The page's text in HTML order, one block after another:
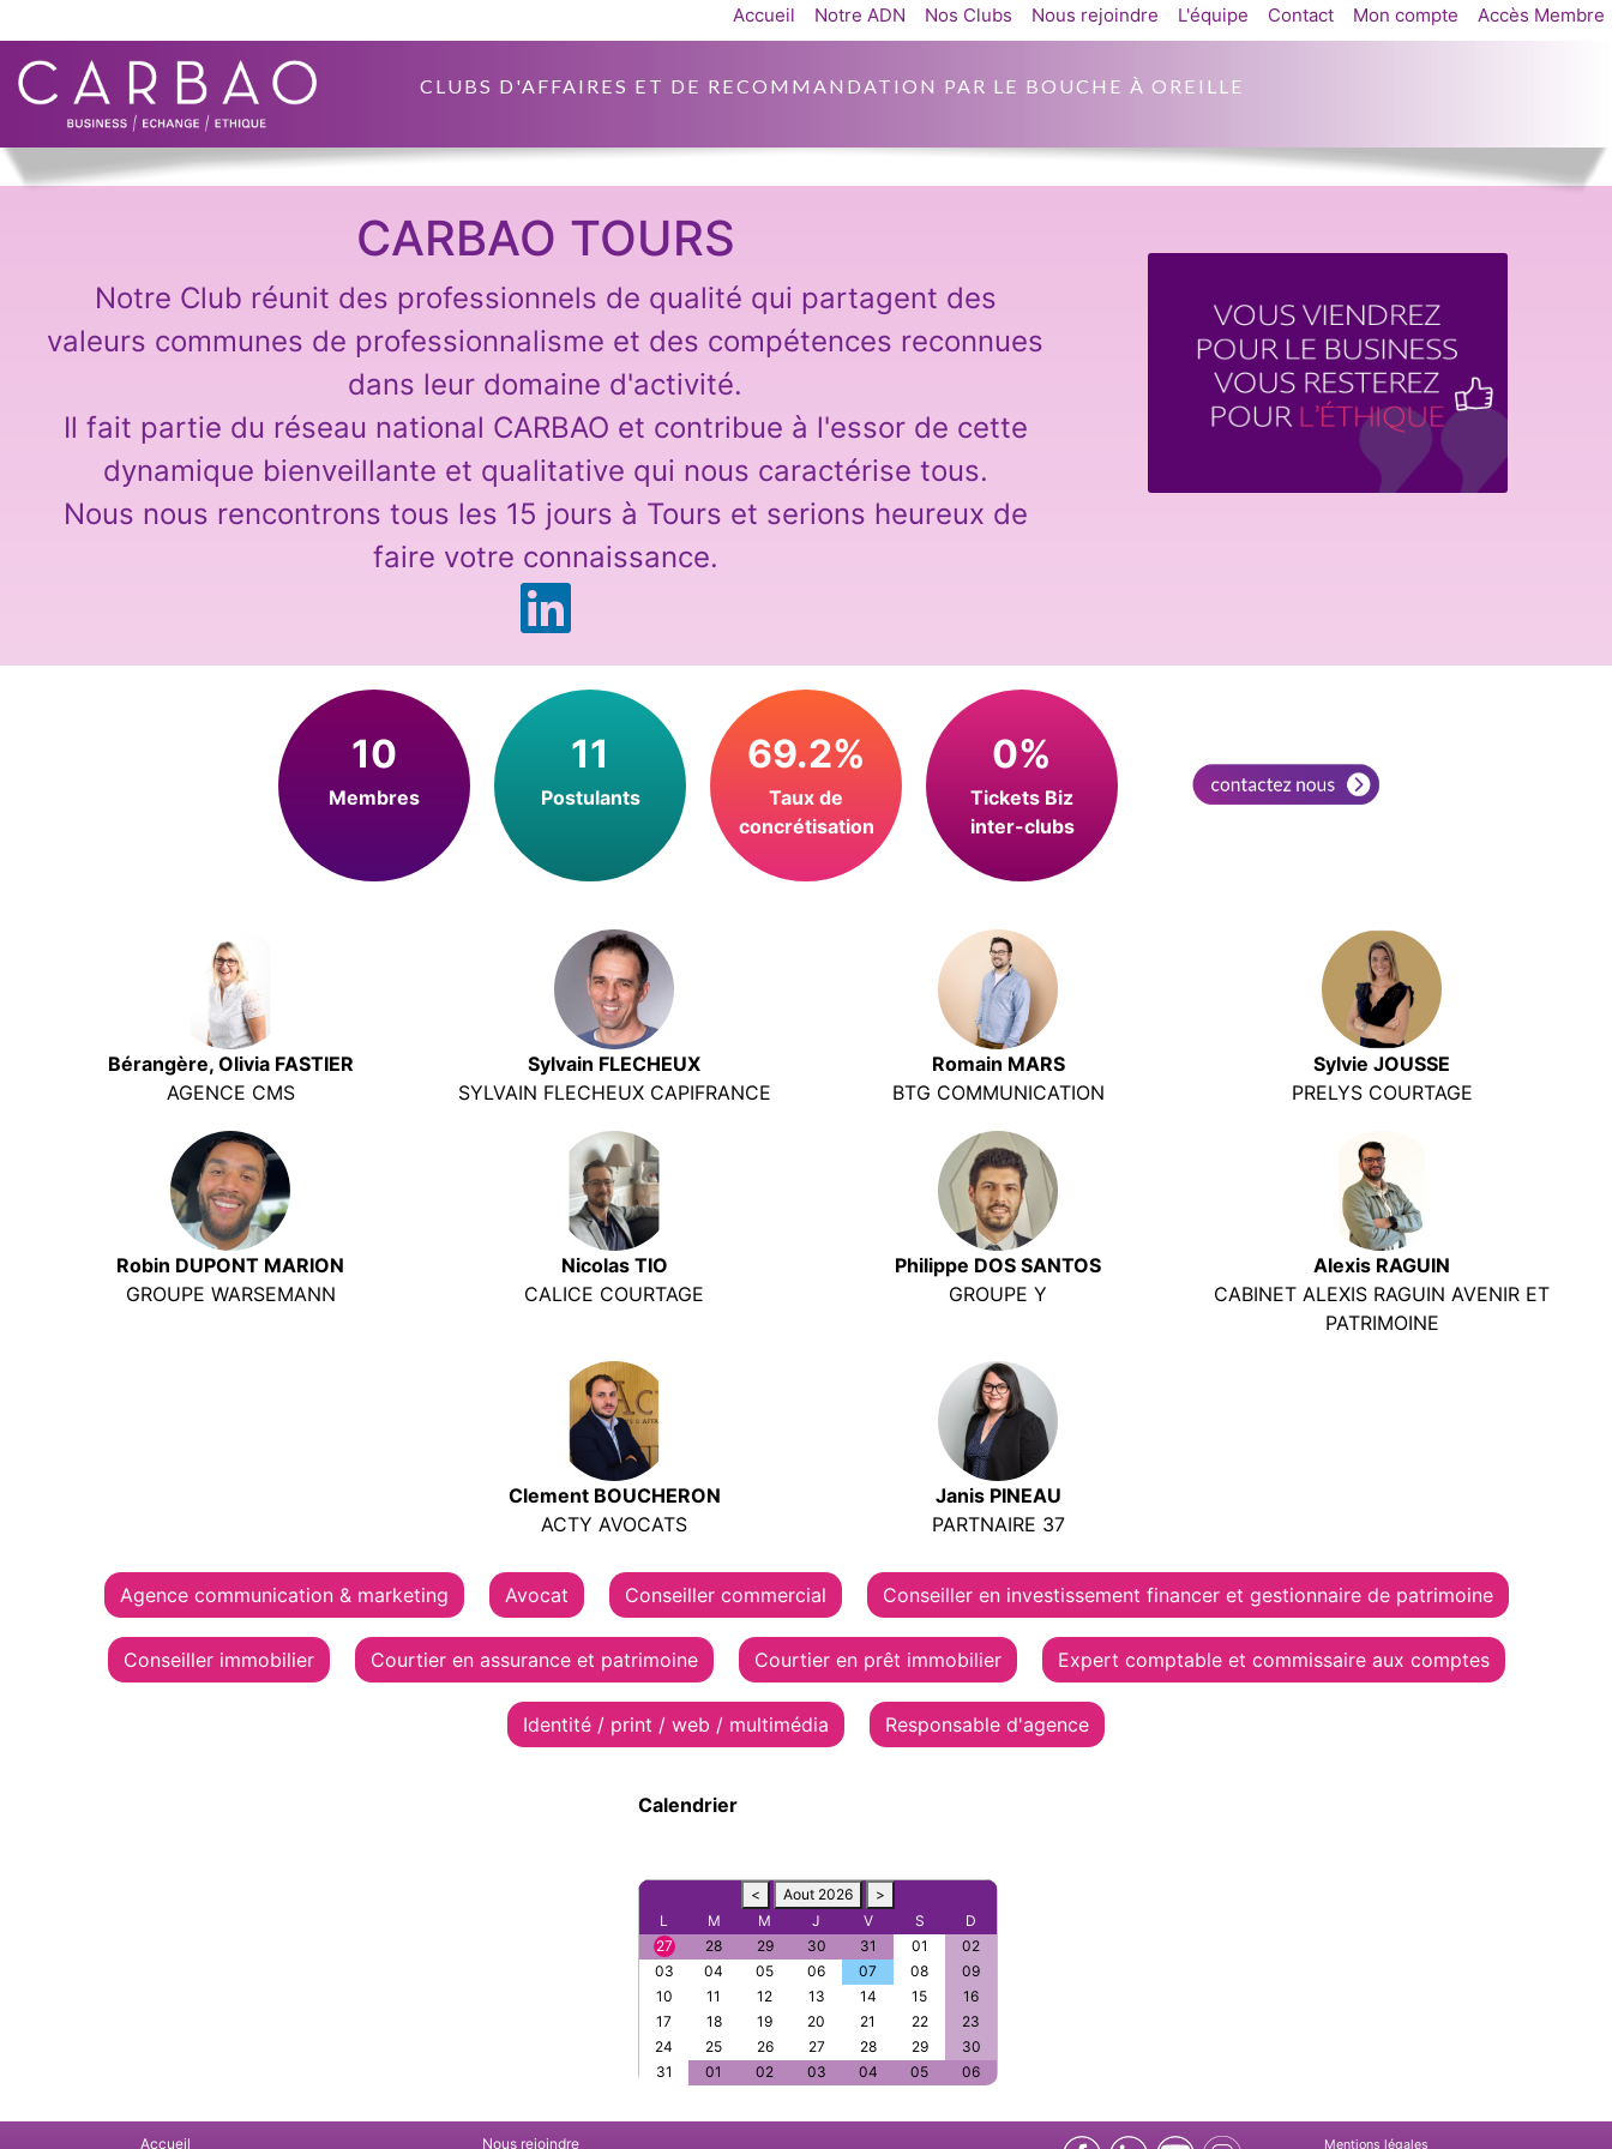
CLUBS D'AFFAIRES ET DE RECOMMANDATION PAR LE BOUCHE À OREILLE
Accueil Notre ADN Nos Clubs Nous rejoindre L'équipe Contact Mon compte Accès Membre
CARBAO TOURS
Notre Club réunit des professionnels de qualité qui partagent des
valeurs communes de professionnalisme et des compétences reconnues
dans leur domaine d'activité.
Il fait partie du réseau national CARBAO et contribue à l'essor de cette
dynamique bienveillante et qualitative qui nous caractérise tous.
Nous nous rencontrons tous les 15 jours à Tours et serions heureux de
faire votre connaissance.
10
Membres
11
Postulants
69.2%
Taux de
concrétisation
0%
Tickets Biz
inter-clubs
Bérangère, Olivia FASTIER
AGENCE CMS
Sylvain FLECHEUX
SYLVAIN FLECHEUX CAPIFRANCE
Romain MARS
BTG COMMUNICATION
Sylvie JOUSSE
PRELYS COURTAGE
Robin DUPONT MARION
GROUPE WARSEMANN
Nicolas TIO
CALICE COURTAGE
Philippe DOS SANTOS
GROUPE Y
Alexis RAGUIN
CABINET ALEXIS RAGUIN AVENIR ET
PATRIMOINE
Clement BOUCHERON
ACTY AVOCATS
Janis PINEAU
PARTNAIRE 37
Agence communication & marketing Avocat Conseiller commercial Conseiller en investissement financer et gestionnaire de patrimoine
Conseiller immobilier Courtier en assurance et patrimoine Courtier en prêt immobilier Expert comptable et commissaire aux comptes
Identité / print / web / multimédia Responsable d'agence
Calendrier
< Aout 2026
>
L
M M J V S
D
27
28 29 30 31 01
02
03
04 05 06 07 08
09
10
11 12 13 14 15
16
17
18 19 20 21 22
23
24
25 26 27 28 29
30
31
01 02 03 04 05 06
Accueil Nous rejoindre Mentions légales